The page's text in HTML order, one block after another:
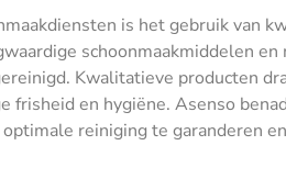
is het gebruik van
schoonmaakmiddelen
Kwalitatieve producten
frisheid en hygiëne. Asenso
reiniging te garanderen